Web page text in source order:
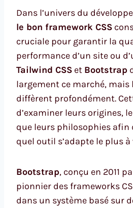
Dans l’univers du
le bon framework CSS
cruciale pour garantir la
performance d’un site ou
Tailwind CSS et Bootstrap
largement ce marché, mais
diffèrent profondément.
d’examiner leurs origines,
que leurs philosophies afin
quel outil s’adapte le plus à
Bootstrap, conçu en 2011
pionnier des frameworks
dans un système basé sur